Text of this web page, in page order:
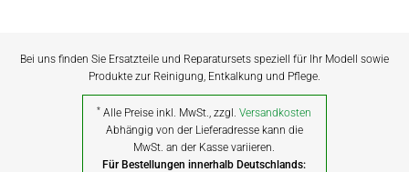
Bei uns finden Sie Ersatzteile und Reparatursets speziell für Ihr Modell sowie
Produkte zur Reinigung, Entkalkung und Pflege.
* Alle Preise inkl. MwSt., zzgl.Versandkosten
Abhängig von der Lieferadresse kann die
MwSt. an der Kasse variieren.
Für Bestellungen innerhalb Deutschlands: